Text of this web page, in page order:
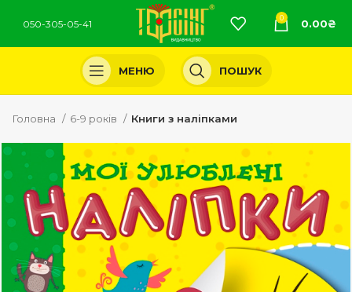
050-305-05-41
0 0.00₴
МЕНЮ ПОШУК
Головна 6-9 років Книги з наліпками